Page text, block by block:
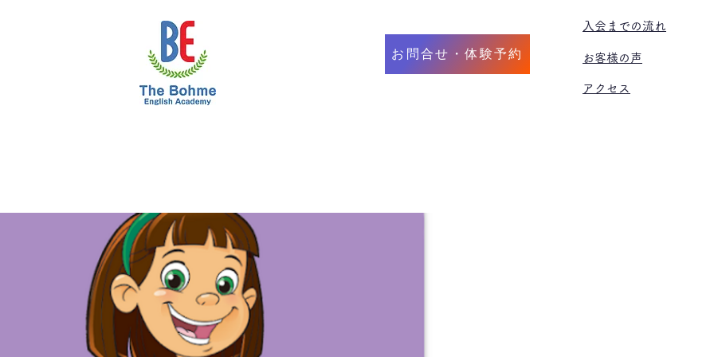
​入会までの流れ
お問合せ・体験予約 お客様の声
アクセス